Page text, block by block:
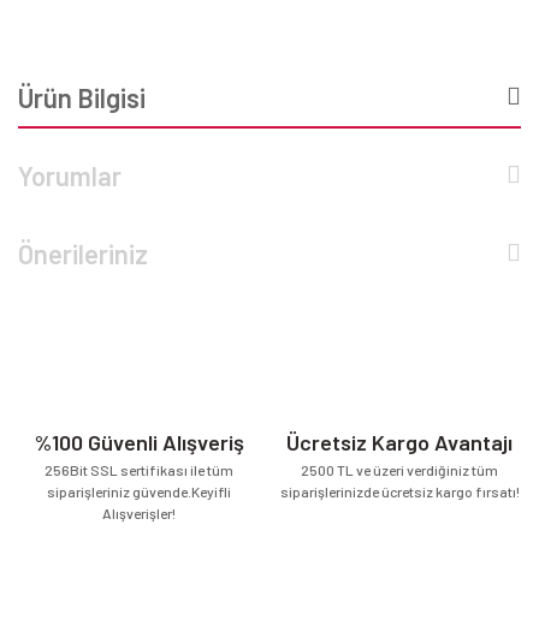
Ürün Bilgisi
Yorumlar
Önerileriniz
%100 Güvenli Alışveriş
256Bit SSL sertifikası ile tüm
siparişleriniz güvende.Keyifli
Alışverişler!
Ücretsiz Kargo Avantajı
2500 TL ve üzeri verdiğiniz tüm
siparişlerinizde ücretsiz kargo fırsatı!